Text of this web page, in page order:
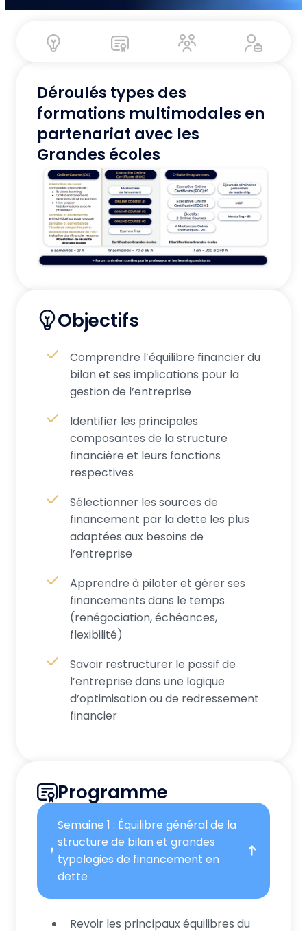
Déroulés types des
formations multimodales en
partenariat avec les
Grandes écoles
Objectifs
Comprendre l’équilibre financier du
bilan et ses implications pour la
gestion de l’entreprise
Identifier les principales
composantes de la structure
financière et leurs fonctions
respectives
Sélectionner les sources de
financement par la dette les plus
adaptées aux besoins de
l’entreprise
Apprendre à piloter et gérer ses
financements dans le temps
(renégociation, échéances,
flexibilité)
Savoir restructurer le passif de
l’entreprise dans une logique
d’optimisation ou de redressement
financier
Programme
Semaine 1 : Équilibre général de la
structure de bilan et grandes
typologies de financement en
dette
Revoir les principaux équilibres du